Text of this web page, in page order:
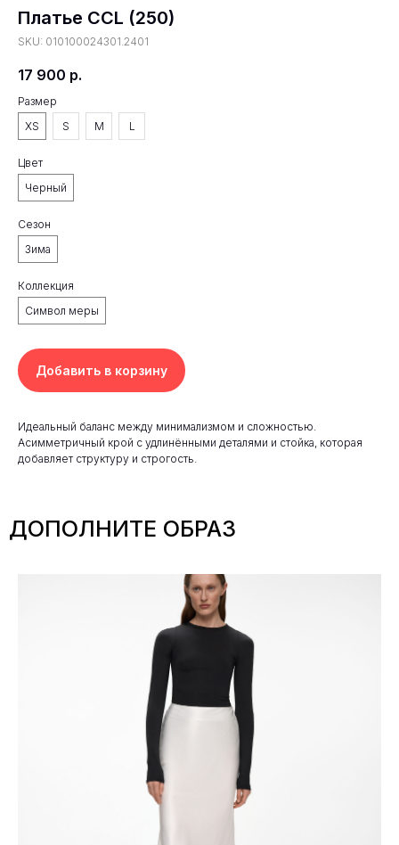
Платье CCL (250)
SKU: 010100024301.2401
17 900 р.
Размер
XS
S M L
Цвет
Черный
Сезон
Зима
Коллекция
Символ меры
Добавить в корзину
Идеальный баланс между минимализмом и сложностью.
Асимметричный крой с удлинёнными деталями и стойка, которая
добавляет структуру и строгость.
ДОПОЛНИТЕ ОБРАЗ